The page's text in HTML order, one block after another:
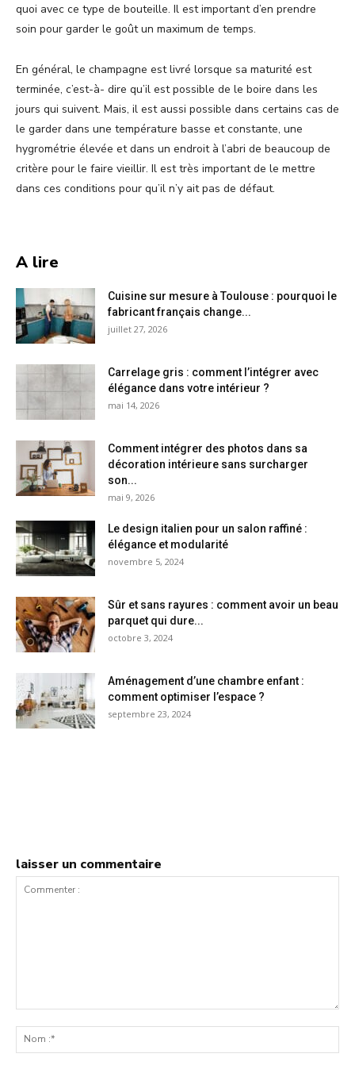
quoi avec ce type de bouteille. Il est important d’en prendre
soin pour garder le goût un maximum de temps.
En général, le champagne est livré lorsque sa maturité est
terminée, c’est-à- dire qu’il est possible de le boire dans les
jours qui suivent. Mais, il est aussi possible dans certains cas de
le garder dans une température basse et constante, une
hygrométrie élevée et dans un endroit à l’abri de beaucoup de
critère pour le faire vieillir. Il est très important de le mettre
dans ces conditions pour qu’il n’y ait pas de défaut.
A lire
Cuisine sur mesure à Toulouse : pourquoi le
fabricant français change...
juillet 27, 2026
Carrelage gris : comment l’intégrer avec
élégance dans votre intérieur ?
mai 14, 2026
Comment intégrer des photos dans sa
décoration intérieure sans surcharger
son...
mai 9, 2026
Le design italien pour un salon raffiné :
élégance et modularité
novembre 5, 2024
Sûr et sans rayures : comment avoir un beau
parquet qui dure...
octobre 3, 2024
Aménagement d’une chambre enfant :
comment optimiser l’espace ?
septembre 23, 2024
laisser un commentaire
:*